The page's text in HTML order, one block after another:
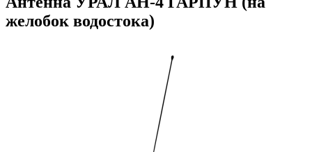
желобок водостока)